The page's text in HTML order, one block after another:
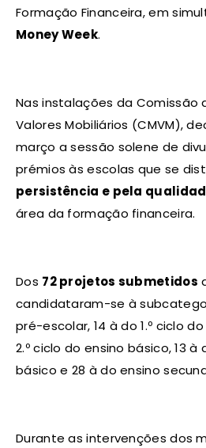
Formação Financeira, em
Money Week.
Nas instalações da Comissão
Valores Mobiliários (CMVM),
março a sessão solene de
prémios às escolas que se
persistência e pela
área da formação financeira.
Dos 72 projetos submetidos
candidataram-se à
pré-escolar, 14 à do 1.º ciclo
2.º ciclo do ensino básico, 13 à
básico e 28 à do ensino
Durante as intervenções dos